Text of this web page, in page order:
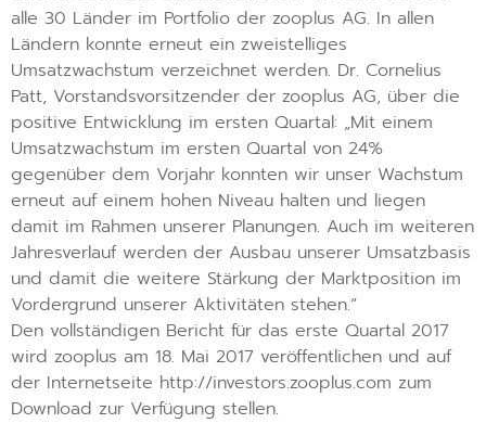
alle 30 Länder im Portfolio der zooplus AG. In allen
Ländern konnte erneut ein zweistelliges
Umsatzwachstum verzeichnet werden. Dr. Cornelius
Patt, Vorstandsvorsitzender der zooplus AG, über die
positive Entwicklung im ersten Quartal: „Mit einem
Umsatzwachstum im ersten Quartal von 24%
gegenüber dem Vorjahr konnten wir unser Wachstum
erneut auf einem hohen Niveau halten und liegen
damit im Rahmen unserer Planungen. Auch im weiteren
Jahresverlauf werden der Ausbau unserer Umsatzbasis
und damit die weitere Stärkung der Marktposition im
Vordergrund unserer Aktivitäten stehen.“
Den vollständigen Bericht für das erste Quartal 2017
wird zooplus am 18. Mai 2017 veröffentlichen und auf
der Internetseite http://investors.zooplus.com zum
Download zur Verfügung stellen.